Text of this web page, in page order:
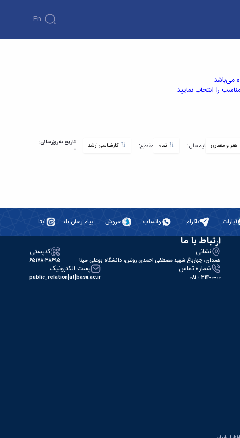
En
می‌باشد.
را انتخاب نمایید.
نیم‌سال: تمام مقطع:
تاریخ به‌روزرسانی:
-
آپارات تلگرام واتساپ سروش پیام رسان بله ایتا
ارتباط با ما
نشانی
همدان، چهارباغ شهید مصطفی احمدی روشن، دانشگاه بوعلی سینا
کدپستی
۶۵۱۷۸-۳۸۶۹۵
شماره تماس
31400000 - 081
پست الکترونیک
public_relation[at]basu.ac.ir